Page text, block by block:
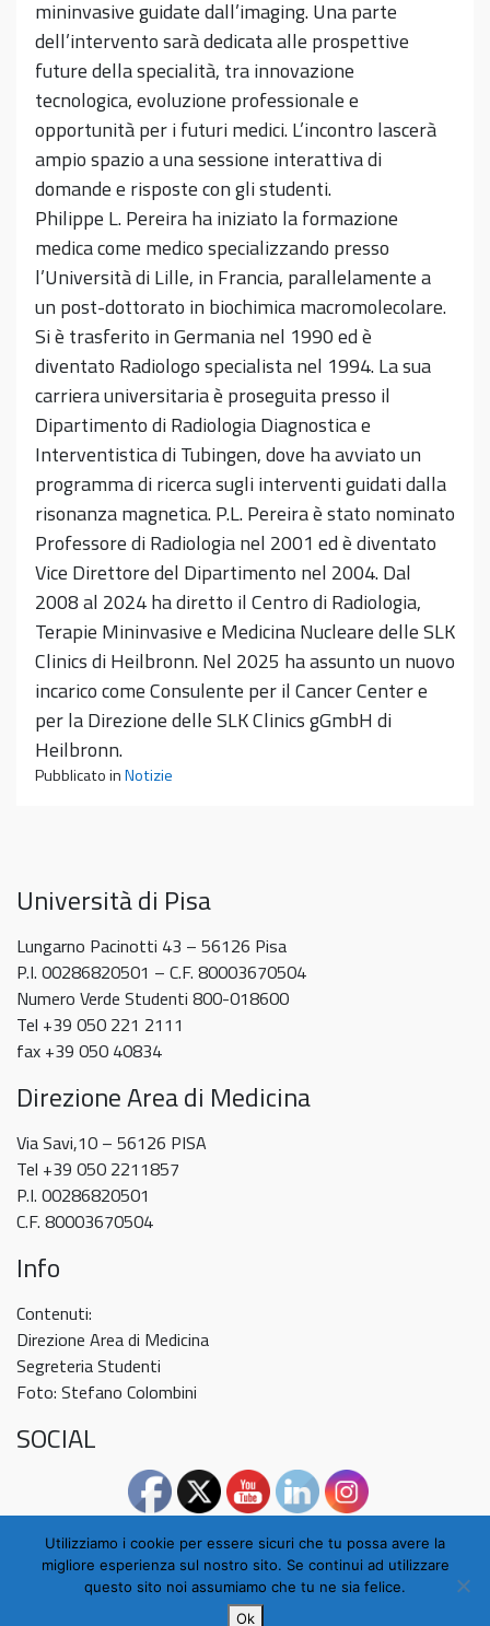
mininvasive guidate dall’imaging. Una parte
dell’intervento sarà dedicata alle prospettive
future della specialità, tra innovazione
tecnologica, evoluzione professionale e
opportunità per i futuri medici. L’incontro lascerà
ampio spazio a una sessione interattiva di
domande e risposte con gli studenti.
Philippe L. Pereira ha iniziato la formazione
medica come medico specializzando presso
l’Università di Lille, in Francia, parallelamente a
un post-dottorato in biochimica macromolecolare.
Si è trasferito in Germania nel 1990 ed è
diventato Radiologo specialista nel 1994. La sua
carriera universitaria è proseguita presso il
Dipartimento di Radiologia Diagnostica e
Interventistica di Tubingen, dove ha avviato un
programma di ricerca sugli interventi guidati dalla
risonanza magnetica. P.L. Pereira è stato nominato
Professore di Radiologia nel 2001 ed è diventato
Vice Direttore del Dipartimento nel 2004. Dal
2008 al 2024 ha diretto il Centro di Radiologia,
Terapie Mininvasive e Medicina Nucleare delle SLK
Clinics di Heilbronn. Nel 2025 ha assunto un nuovo
incarico come Consulente per il Cancer Center e
per la Direzione delle SLK Clinics gGmbH di
Heilbronn.
Pubblicato inNotizie
Università di Pisa
Lungarno Pacinotti 43 – 56126 Pisa
P.I. 00286820501 – C.F. 80003670504
Numero Verde Studenti 800-018600
Tel +39 050 221 2111
fax +39 050 40834
Direzione Area di Medicina
Via Savi,10 – 56126 PISA
Tel +39 050 2211857
P.I. 00286820501
C.F. 80003670504
Info
Contenuti:
Direzione Area di Medicina
Segreteria Studenti
Foto: Stefano Colombini
SOCIAL
Utilizziamo i cookie per essere sicuri che tu possa avere la
migliore esperienza sul nostro sito. Se continui ad utilizzare
questo sito noi assumiamo che tu ne sia felice.
Ok